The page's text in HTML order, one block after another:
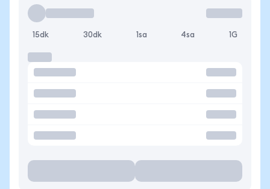
15dk 30dk 1sa 4sa 1G